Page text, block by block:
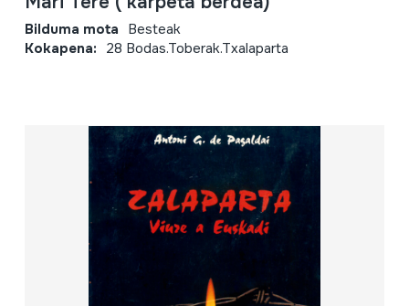
Bilduma mota Besteak
Kokapena: 28 Bodas.Toberak.Txalaparta